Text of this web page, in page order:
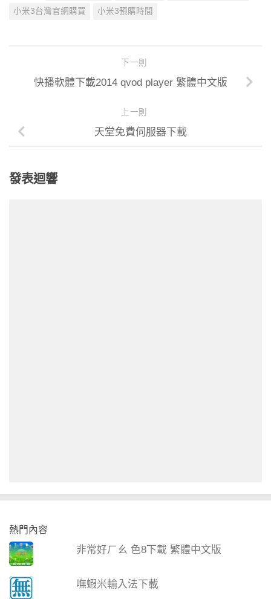
小米3台灣官網購買 小米3預購時間
下一則
快播軟體下載2014 qvod player 繁體中文版
上一則
天堂免費伺服器下載
發表迴響
熱門內容
非常好ㄏㄠ 色8下載 繁體中文版
嘸蝦米輸入法下載